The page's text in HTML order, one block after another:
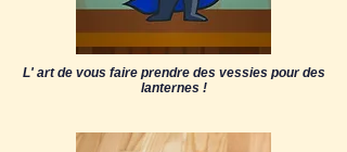
L' art de vous faire prendre des vessies pour des
lanternes !